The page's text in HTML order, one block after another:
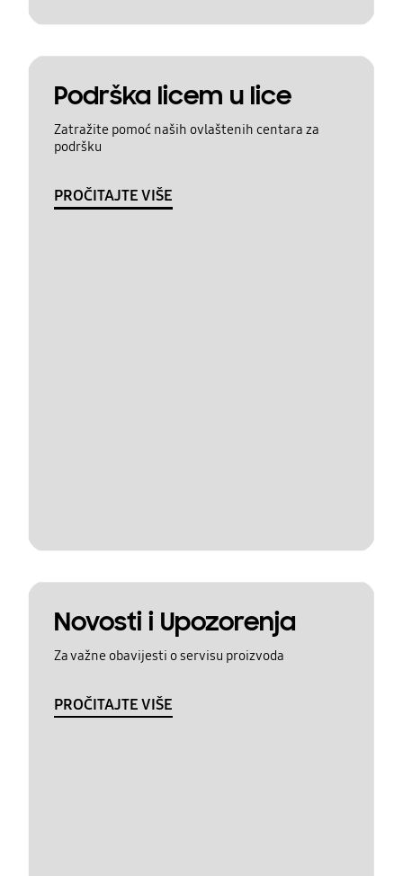
Podrška licem u lice
Zatražite pomoć naših ovlaštenih centara za
podršku
PROČITAJTE VIŠE
Novosti i Upozorenja
Za važne obavijesti o servisu proizvoda
PROČITAJTE VIŠE